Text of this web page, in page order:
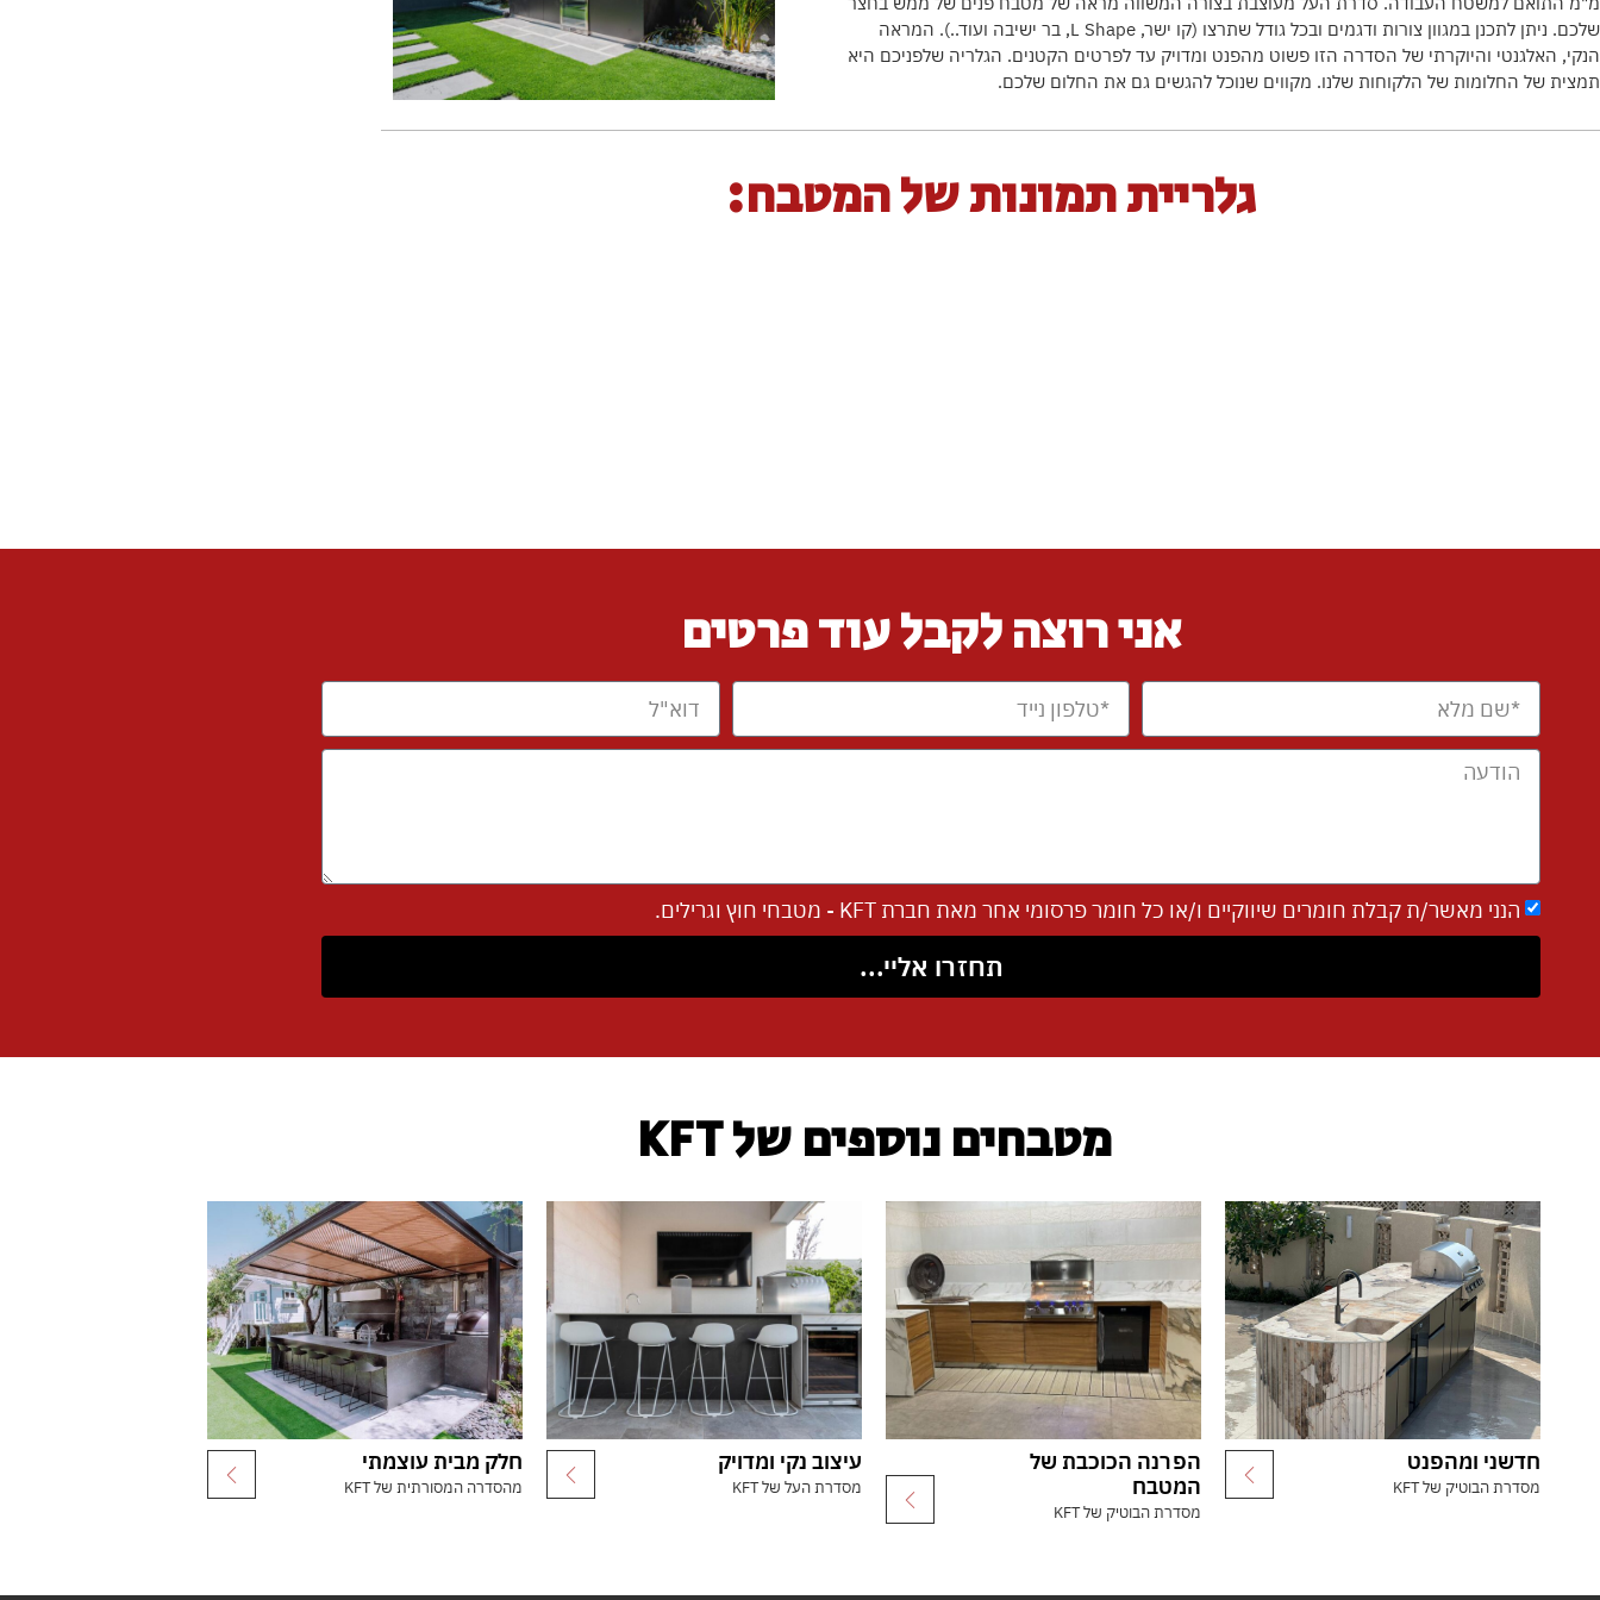
שלכם. ניתן לתכנן במגוון צורות ודגמים ובכל גודל שתרצו (קו ישר, L Shape, בר ישיבה ועוד..). המראה
הנקי, האלגנטי והיוקרתי של הסדרה הזו פשוט מהפנט ומדויק עד לפרטים הקטנים. הגלריה שלפניכם היא
תמצית של החלומות של הלקוחות שלנו. מקווים שנוכל להגשים גם את החלום שלכם.
גלריית תמונות של המטבח:
אני רוצה לקבל עוד פרטים
הנני מאשר/ת קבלת חומרים שיווקיים ו/או כל חומר פרסומי אחר מאת חברת KFT - מטבחי חוץ וגרילים.
תחזרו אליי...
מטבחים נוספים של KFT
חדשני ומהפנט
מסדרת הבוטיק של KFT
הפרנה הכוכבת של
המטבח
מסדרת הבוטיק של KFT
עיצוב נקי ומדויק
מסדרת העל של KFT
חלק מבית עוצמתי
מהסדרה המסורתית של KFT